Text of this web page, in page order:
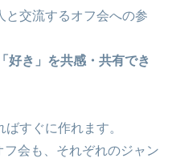
と交流するオフ会への参
好き」を共感・共有でき
すぐに作れます。
会も、それぞれのジャン